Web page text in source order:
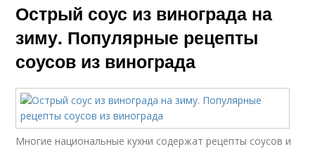
Острый соус из винограда на
зиму. Популярные рецепты
соусов из винограда
Многие национальные кухни содержат рецепты соусов и